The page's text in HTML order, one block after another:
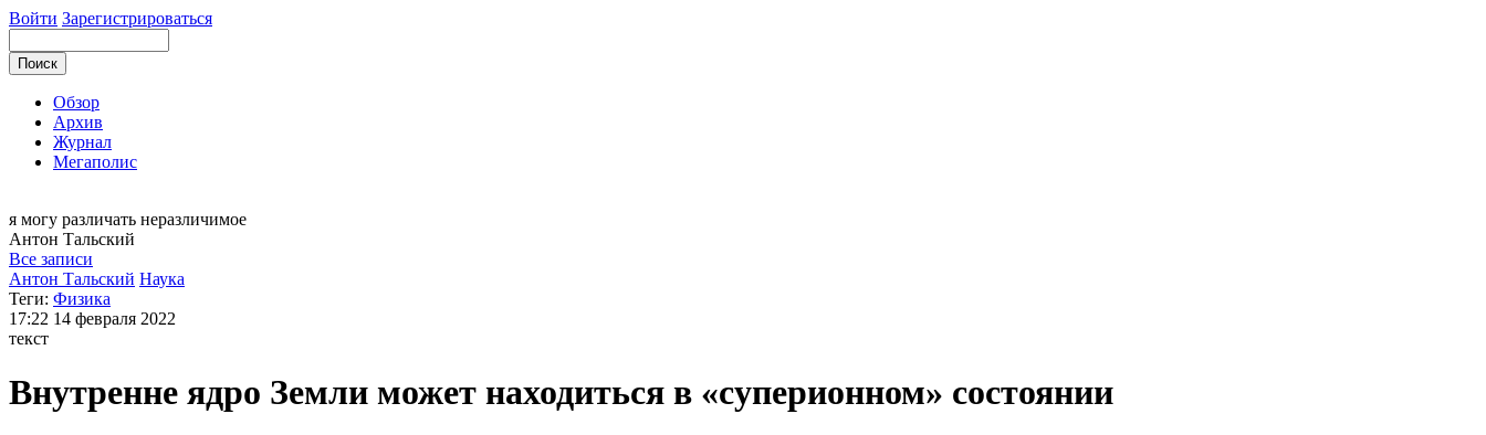
Войти Зарегистрироваться
Обзор
Архив
Журнал
Мегаполис
я могу различать неразличимое
Антон Тальский
Все записи
Антон Тальский Наука
Теги: Физика
17:22 14 февраля 2022
текст
Внутренне ядро Земли может находиться в «суперионном» состоянии